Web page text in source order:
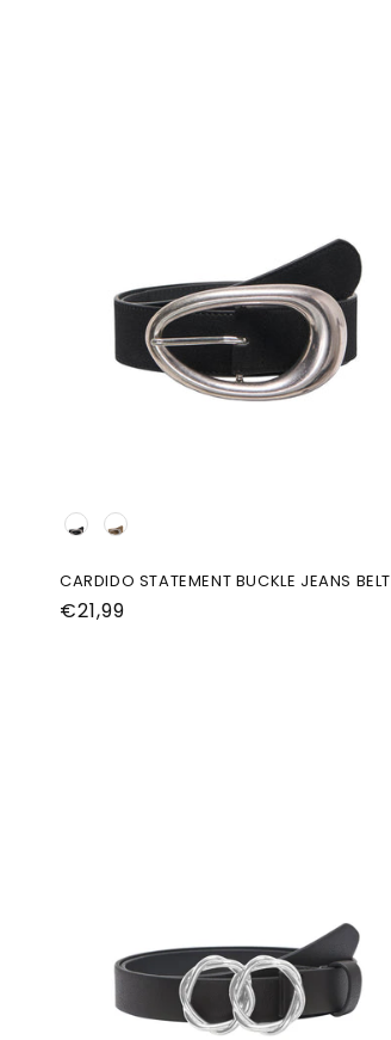
Kleur
CARDIDO STATEMENT BUCKLE JEANS BELT
Normale
€21,99